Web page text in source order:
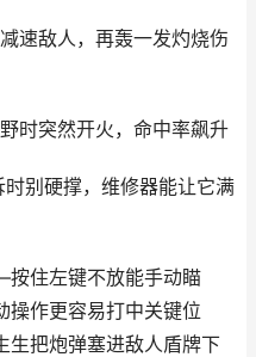
速敌人，再轰一发灼烧伤
时突然开火，命中率飙升
别硬撑，维修器能让它满
住左键不放能手动瞄
操作更容易打中关键位
生把炮弹塞进敌人盾牌下